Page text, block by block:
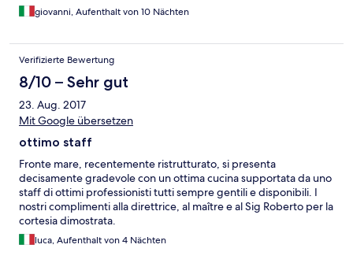
giovanni, Aufenthalt von 10 Nächten
Verifizierte Bewertung
8/10 – Sehr gut
23. Aug. 2017
Mit Google übersetzen
ottimo staff
Fronte mare, recentemente ristrutturato, si presenta
decisamente gradevole con un ottima cucina supportata da uno
staff di ottimi professionisti tutti sempre gentili e disponibili. I
nostri complimenti alla direttrice, al maître e al Sig Roberto per la
cortesia dimostrata.
luca, Aufenthalt von 4 Nächten